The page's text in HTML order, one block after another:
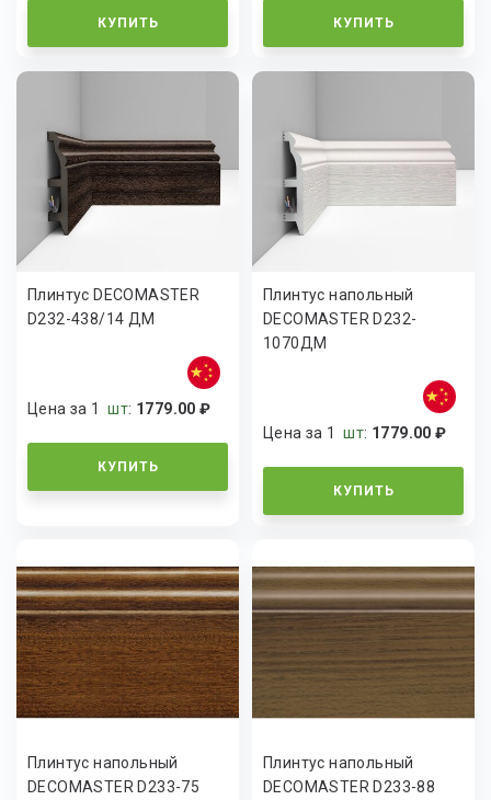
КУПИТЬ КУПИТЬ
Плинтус DECOMASTER
D232-438/14 ДМ
Цена за 1шт: 1779.00 ₽
КУПИТЬ
Плинтус напольный
DECOMASTER D232-
1070ДМ
Цена за 1шт: 1779.00 ₽
КУПИТЬ
Плинтус напольный
DECOMASTER D233-75
Плинтус напольный
DECOMASTER D233-88